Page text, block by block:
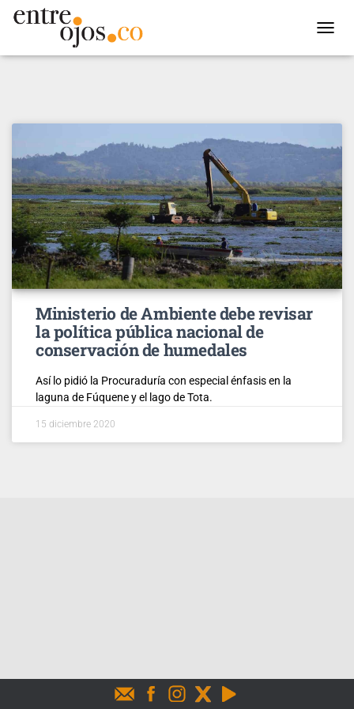
Ministerio de Ambiente debe revisar
la política pública nacional de
conservación de humedales
Así lo pidió la Procuraduría con especial énfasis en la
laguna de Fúquene y el lago de Tota.
15 diciembre 2020